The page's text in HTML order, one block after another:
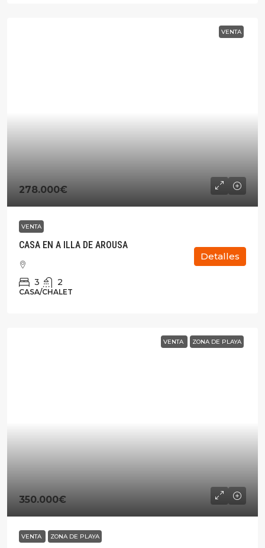
VENTA
278.000€
VENTA
CASA EN A ILLA DE AROUSA
3 2
CASA/CHALET
Detalles
VENTA ZONA DE PLAYA
350.000€
VENTA ZONA DE PLAYA